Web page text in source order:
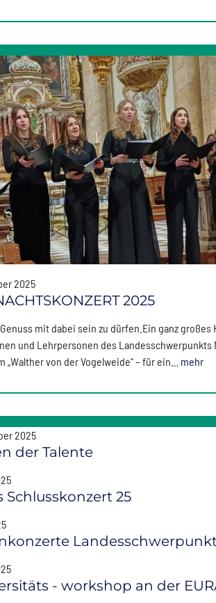
2025
2025
mit dabei sein zu dürfen.Ein ganz
und Lehrpersonen des Landesschwerpunkts
„Walther von der Vogelweide“ – für ein… mehr
2025
der Talente
Schlusskonzert 25
- workshop an der